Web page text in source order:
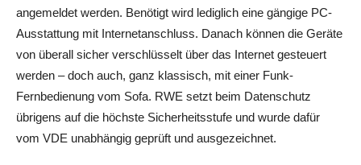
angemeldet werden. Benötigt wird lediglich eine gängige PC-
Ausstattung mit Internetanschluss. Danach können die Geräte
von überall sicher verschlüsselt über das Internet gesteuert
werden – doch auch, ganz klassisch, mit einer Funk-
Fernbedienung vom Sofa. RWE setzt beim Datenschutz
übrigens auf die höchste Sicherheitsstufe und wurde dafür
vom VDE unabhängig geprüft und ausgezeichnet.